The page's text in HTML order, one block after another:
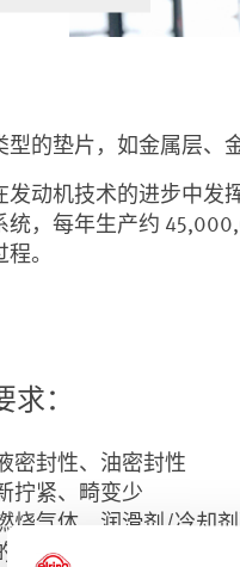
型的垫片，如金属层、
发动机技术的进步中
统，每年生产约
。
：
密封性、油密封性
拧紧、畸变少
烧气体、润滑剂/冷却剂
发动机设计有助于减少